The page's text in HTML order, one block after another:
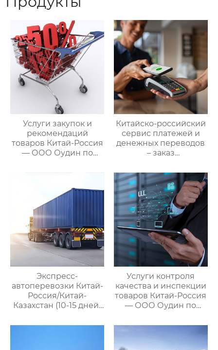
Услуги закупок и
рекомендаций
товаров Китай-Россия
— ООО Оудин по
международными
Китайско-российский
сервис платежей и
денежных переводов
– заказ
поставок
Экспресс-
автоперевозки Китай-
Россия/Китай-
Казахстан (10-15 дней)
управлению
Услуги контроля
качества и инспекции
товаров Китай-Россия
— ООО Оудин по
международными